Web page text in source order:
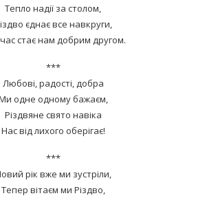
Тепло надії за столом,
єднає все навкруги,
стає нам добрим другом.
***
Любові, радості, добра
одне одному бажаєм,
Різдвяне свято навіка
Нас від лихого оберігає!
***
рік вже ми зустріли,
Тепер вітаєм ми Різдво,